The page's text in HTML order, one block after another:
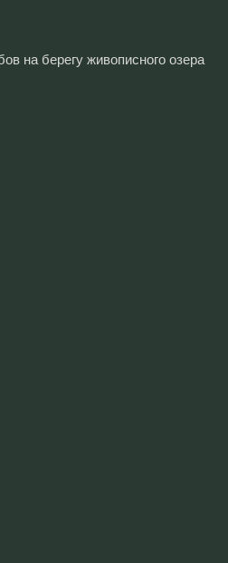
на берегу живописного озера